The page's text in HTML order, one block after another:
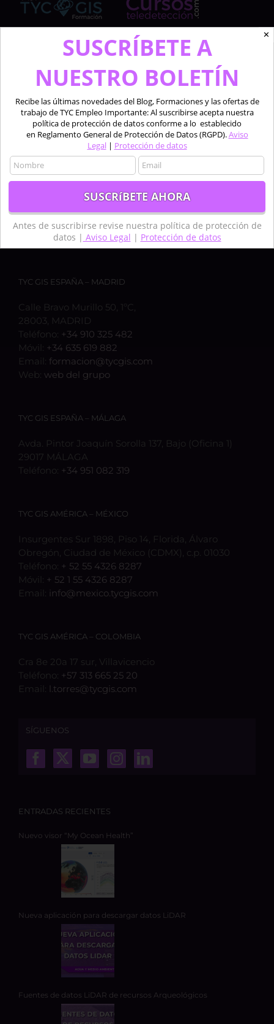
Cursosteledeteccion.com pertenece al Grupo de
TYC GIS Formación, empresa lider en la formación a
profesionales en software técnico especializado de
las áreas de la teledetección, los sistemas de
información geográfica y el diseño 2D y 3D.
Profesionales formando a profesionales.
TYC GIS ESPAÑA – MADRID
Calle Bravo Murillo 50, 1ºC,
28003, MADRID
Teléfono: +34 910 325 482
Móvil: +34 635 619 882
Email: formacion@tycgis.com
Web: web del grupo
TYC GIS ESPAÑA – MÁLAGA
Avda. Pintor Joaquín Sorolla 137, Bajo (Oficina 1)
29017 MÁLAGA
Teléfono: +34 951 082 319
TYC GIS AMÉRICA – MÉXICO
Insurgentes Sur 1898, Piso 14, Florida, Álvaro
Obregón, Ciudad de México (CDMX), c.p. 01030
Teléfono: + 52 55 4326 8287
Móvil: + 52 1 55 4326 8287
Email: info@mexico.tycgis.com
TYC GIS AMÉRICA – COLOMBIA
Cra 8e 20a 17 sur, Villavicencio
Teléfono: +57 313 665 25 20
Email: l.torres@tycgis.com
SÍGUENOS
ENTRADAS RECIENTES
Nuevo visor “My Ocean Health”
Nueva aplicación para descargar datos LiDAR
Fuentes de datos LiDAR de recursos Arqueológicos
✕
SUSCRÍBETE A
NUESTRO BOLETÍN
Recibe las últimas novedades del Blog, Formaciones y las ofertas de
trabajo de TYC Empleo Importante: Al suscribirse acepta nuestra
política de protección de datos conforme a lo establecido
en Reglamento General de Protección de Datos (RGPD).Aviso
Legal| Protección de datos
Antes de suscribirse revise nuestra política de protección de
datos | Aviso Legal | Protección de datos